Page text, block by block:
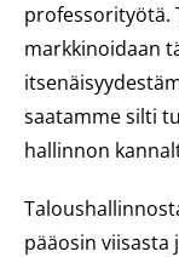
professorityötä.
markkinoidaan
saatamme silti
hallinnon
pääosin viisasta